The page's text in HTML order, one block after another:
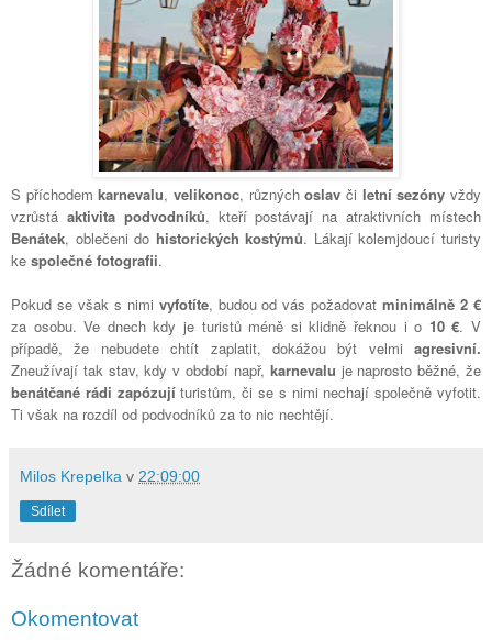
S příchodemkarnevalu,velikonoc, různýchoslav či letní sezóny vždy
vzrůstá aktivita podvodníků, kteří postávají na atraktivních místech
Benátek, oblečeni do historických kostýmů. Lákají kolemjdoucí turisty
ke společné fotografii.
Pokud se však s nimi vyfotíte, budou od vás požadovatminimálně 2 €
za osobu. Ve dnech kdy je turistů méně si klidně řeknou i o 10 €. V
případě, že nebudete chtít zaplatit, dokážou být velmi agresivní.
Zneužívají tak stav, kdy v období např, karnevalu je naprosto běžné, že
benátčané rádi zapózujíturistům, či se s nimi nechají společně vyfotit.
Ti však na rozdíl od podvodníků za to nic nechtějí.
Milos Krepelka v 22:09:00
Sdílet
Žádné komentáře:
Okomentovat